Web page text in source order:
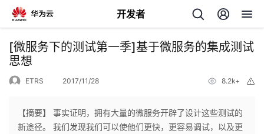
开发者
返
回
[微服务下的测试第一季]基于微服务的集成测试
思想
ETRS 2017/11/28 8.2k+
【摘要】 事实证明，拥有大量的微服务开辟了设计这些测试的
新途径。 我们发现我们可以使他们更快，更容易调试，以及更